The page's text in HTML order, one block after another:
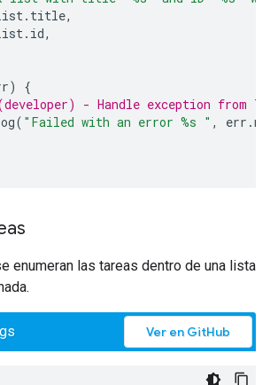
. title,
. id,
)
{
- Handle exception from
( "Failed with an error %s " , err .
enumeran las tareas dentro de una lista
Ver en GitHub